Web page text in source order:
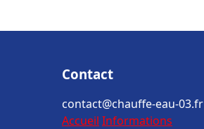
Contact
contact@chauffe-eau-03.fr
Accueil Informations